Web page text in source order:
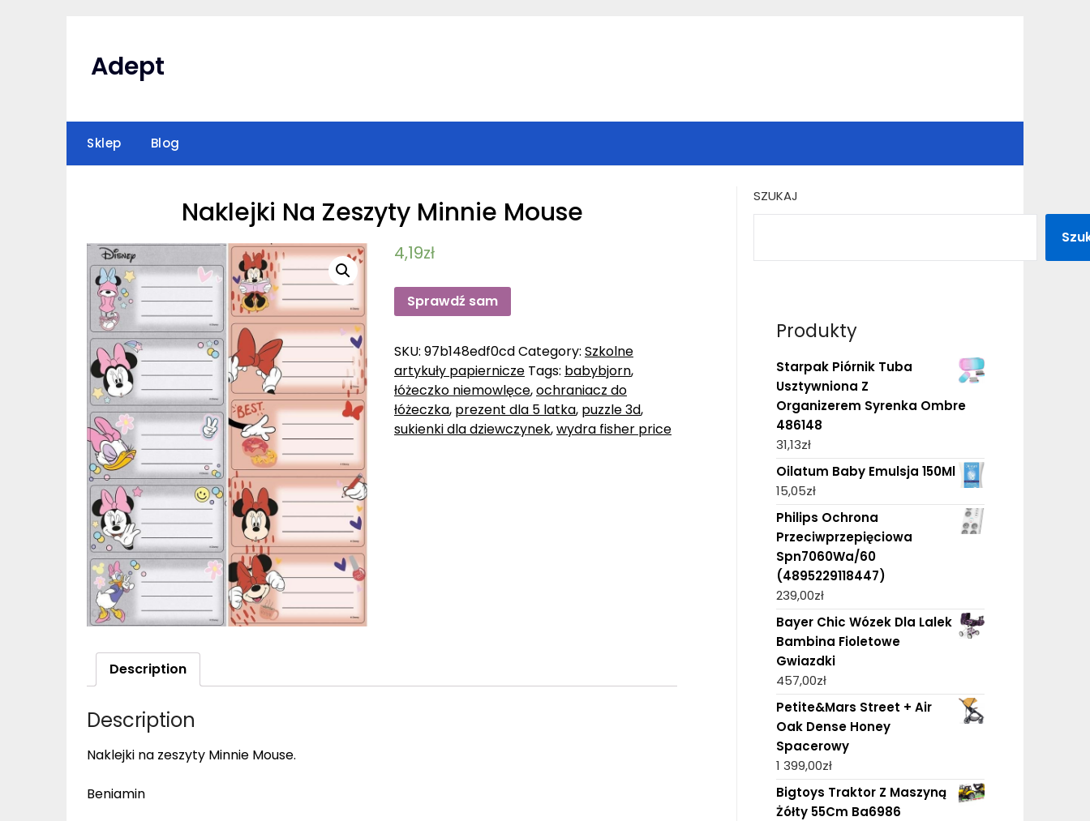
Adept
Sklep Blog
Naklejki Na Zeszyty Minnie Mouse
4,19zł
Sprawdź sam
SKU: 97b148edf0cdCategory: Szkolne
artykuły papiernicze Tags: babybjorn,
łóżeczko niemowlęce,ochraniacz do
łóżeczka, prezent dla 5 latka, puzzle 3d,
sukienki dla dziewczynek,wydra fisher price
Description
Description
Naklejki na zeszyty Minnie Mouse.
Beniamin
SZUKAJ
Produkty
Starpak Piórnik Tuba
Usztywniona Z
Organizerem Syrenka Ombre
486148
31,13zł
Oilatum Baby Emulsja 150Ml
15,05zł
Philips Ochrona
Przeciwprzepięciowa
Spn7060Wa/60
(4895229118447)
239,00zł
Bayer Chic Wózek Dla Lalek
Bambina Fioletowe
Gwiazdki
457,00zł
Petite&Mars Street + Air
Oak Dense Honey
Spacerowy
1 399,00zł
Bigtoys Traktor Z Maszyną
Żółty 55Cm Ba6986